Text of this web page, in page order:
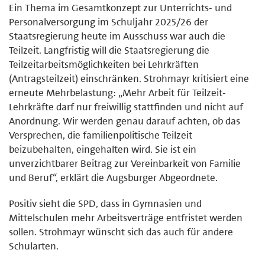
Ein Thema im Gesamtkonzept zur Unterrichts- und
Personalversorgung im Schuljahr 2025/26 der
Staatsregierung heute im Ausschuss war auch die
Teilzeit. Langfristig will die Staatsregierung die
Teilzeitarbeitsmöglichkeiten bei Lehrkräften
(Antragsteilzeit) einschränken. Strohmayr kritisiert eine
erneute Mehrbelastung: „Mehr Arbeit für Teilzeit-
Lehrkräfte darf nur freiwillig stattfinden und nicht auf
Anordnung. Wir werden genau darauf achten, ob das
Versprechen, die familienpolitische Teilzeit
beizubehalten, eingehalten wird. Sie ist ein
unverzichtbarer Beitrag zur Vereinbarkeit von Familie
und Beruf“, erklärt die Augsburger Abgeordnete.
Positiv sieht die SPD, dass in Gymnasien und
Mittelschulen mehr Arbeitsverträge entfristet werden
sollen. Strohmayr wünscht sich das auch für andere
Schularten.